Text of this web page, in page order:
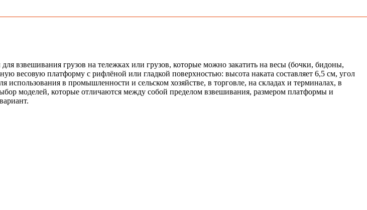
взвешивания грузов на тележках или грузов, которые можно закатить на весы (бочки, бидоны,
платформу с рифлёной или гладкой поверхностью: высота наката составляет 6,5 см, угол
в промышленности и сельском хозяйстве, в торговле, на складах и терминалах, в
моделей, которые отличаются между собой пределом взвешивания, размером платформы и